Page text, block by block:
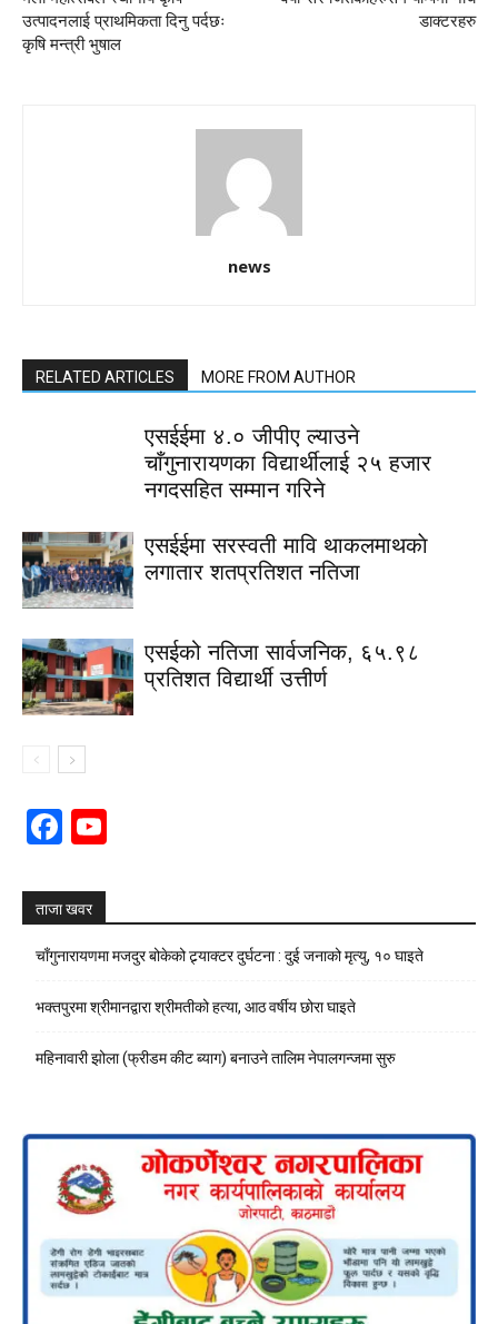
उत्पादनलाई प्राथमिकता दिनु पर्दछः
कृषि मन्त्री भुषाल
डाक्टरहरु
news
RELATED ARTICLES MORE FROM AUTHOR
एसईईमा ४.० जीपीए ल्याउने
चाँगुनारायणका विद्यार्थीलाई २५ हजार
नगदसहित सम्मान गरिने
एसईईमा सरस्वती मावि थाकलमाथकाे
लगातार शतप्रतिशत नतिजा
एसईको नतिजा सार्वजनिक, ६५.९८
प्रतिशत विद्यार्थी उत्तीर्ण
Facebook
ताजा खवर
चाँगुनारायणमा मजदुर बोकेको ट्र्याक्टर दुर्घटना : दुई जनाको मृत्यु, १० घाइते
भक्तपुरमा श्रीमानद्वारा श्रीमतीको हत्या, आठ वर्षीय छोरा घाइते
महिनावारी झोला (फ्रीडम कीट ब्याग) बनाउने तालिम नेपालगन्जमा सुरु